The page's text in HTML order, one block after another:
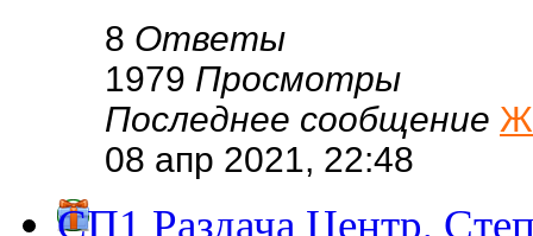
8 Ответы
1979 Просмотры
Последнее сообщение
08 апр 2021, 22:48
СП1 Раздача Центр,